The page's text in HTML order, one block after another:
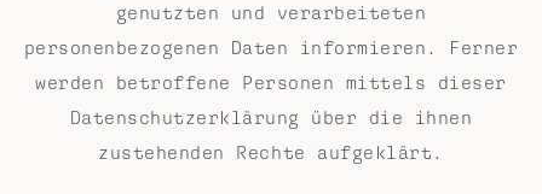
genutzten und verarbeiteten
personenbezogenen Daten informieren. Ferner
werden betroffene Personen mittels dieser
Datenschutzerklärung über die ihnen
zustehenden Rechte aufgeklärt.